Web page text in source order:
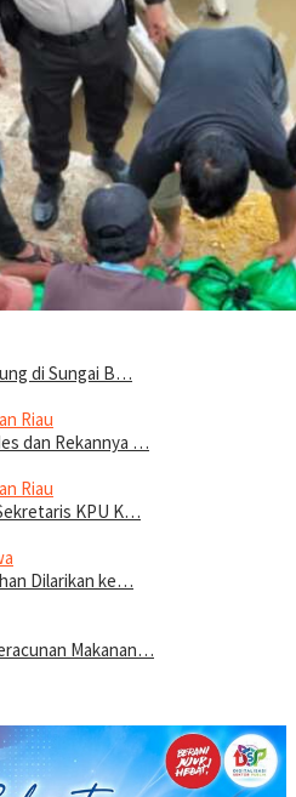
di Sungai B…
Riau
dan Rekannya …
Riau
KPU K…
Dilarikan ke…
Makanan…